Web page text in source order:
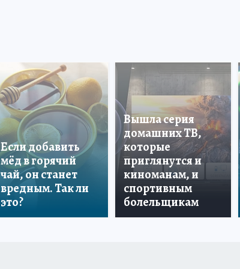
Если добавить
мёд в горячий
чай, он станет
вредным. Так ли
это?
Вышла серия
домашних ТВ,
которые
приглянутся и
киноманам, и
спортивным
болельщикам